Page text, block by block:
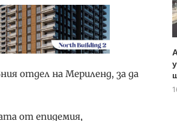
отдел на Мериленд, за да
от епидемия,